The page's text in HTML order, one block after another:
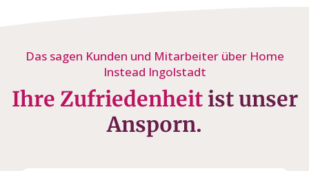
Das sagen Kunden und Mitarbeiter über Home
Instead Ingolstadt
Ihre Zufriedenheitist unser
Ansporn.